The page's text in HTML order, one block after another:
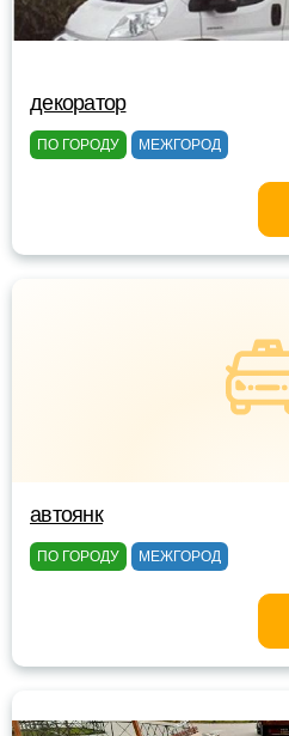
декоратор
ПО ГОРОДУ МЕЖГОРОД
автоянк
ПО ГОРОДУ МЕЖГОРОД